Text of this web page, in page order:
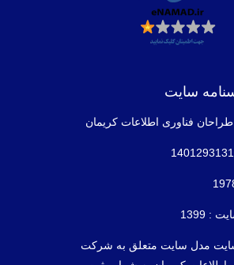
سایت
فناوری اطلاعات كريمان
: 1399
مدل سایت متعلق به شرکت